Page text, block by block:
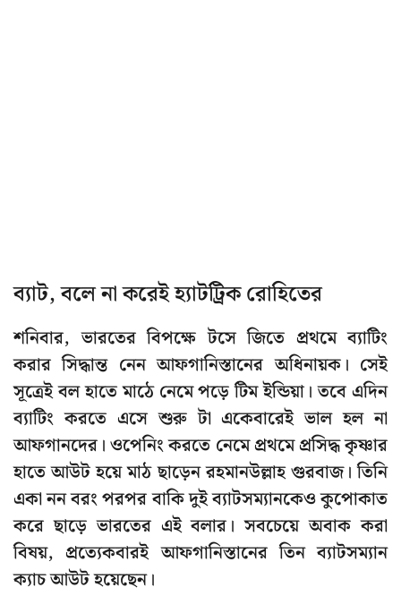
ব্যাট, বলে না করেই হ্যাটট্রিক রোহিতের
শনিবার, ভারতের বিপক্ষে টসে জিতে প্রথমে ব্যাটিং
করার সিদ্ধান্ত নেন আফগানিস্তানের অধিনায়ক। সেই
সূত্রেই বল হাতে মাঠে নেমে পড়ে টিম ইন্ডিয়া। তবে এদিন
ব্যাটিং করতে এসে শুরু টা একেবারেই ভাল হল না
আফগানদের। ওপেনিং করতে নেমে প্রথমে প্রসিদ্ধ কৃষ্ণার
হাতে আউট হয়ে মাঠ ছাড়েন রহমানউল্লাহ গুরবাজ। তিনি
একা নন বরং পরপর বাকি দুই ব্যাটসম্যানকেও কুপোকাত
করে ছাড়ে ভারতের এই বলার। সবচেয়ে অবাক করা
বিষয়, প্রত্যেকবারই আফগানিস্তানের তিন ব্যাটসম্যান
ক্যাচ আউট হয়েছেন।